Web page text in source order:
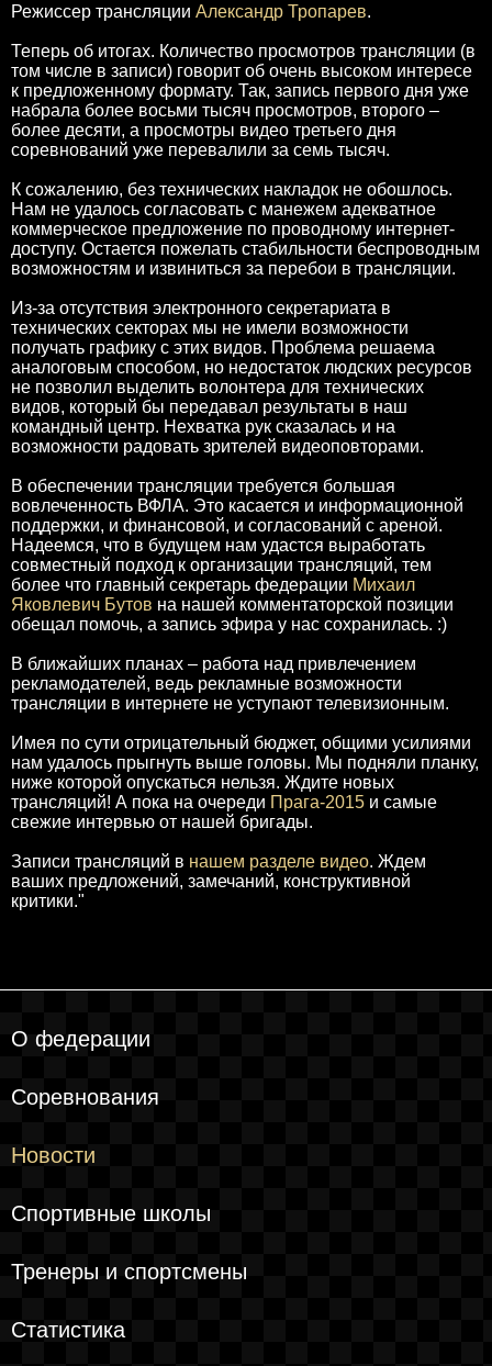
Режиссер трансляции Александр Тропарев.
Теперь об итогах. Количество просмотров трансляции (в
том числе в записи) говорит об очень высоком интересе
к предложенному формату. Так, запись первого дня уже
набрала более восьми тысяч просмотров, второго –
более десяти, а просмотры видео третьего дня
соревнований уже перевалили за семь тысяч.
К сожалению, без технических накладок не обошлось.
Нам не удалось согласовать с манежем адекватное
коммерческое предложение по проводному интернет-
доступу. Остается пожелать стабильности беспроводным
возможностям и извиниться за перебои в трансляции.
Из-за отсутствия электронного секретариата в
технических секторах мы не имели возможности
получать графику с этих видов. Проблема решаема
аналоговым способом, но недостаток людских ресурсов
не позволил выделить волонтера для технических
видов, который бы передавал результаты в наш
командный центр. Нехватка рук сказалась и на
возможности радовать зрителей видеоповторами.
В обеспечении трансляции требуется большая
вовлеченность ВФЛА. Это касается и информационной
поддержки, и финансовой, и согласований с ареной.
Надеемся, что в будущем нам удастся выработать
совместный подход к организации трансляций, тем
более что главный секретарь федерации Михаил
Яковлевич Бутов на нашей комментаторской позиции
обещал помочь, а запись эфира у нас сохранилась. :)
В ближайших планах – работа над привлечением
рекламодателей, ведь рекламные возможности
трансляции в интернете не уступают телевизионным.
Имея по сути отрицательный бюджет, общими усилиями
нам удалось прыгнуть выше головы. Мы подняли планку,
ниже которой опускаться нельзя. Ждите новых
трансляций! А пока на очереди Прага-2015 и самые
свежие интервью от нашей бригады.
Записи трансляций в нашем разделе видео. Ждем
ваших предложений, замечаний, конструктивной
критики."
О федерации
Соревнования
Новости
Спортивные школы
Тренеры и спортсмены
Статистика